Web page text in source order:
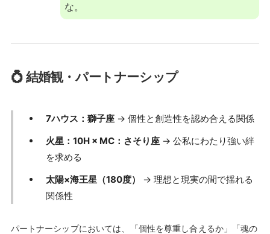
な。
💍 結婚観・パートナーシップ
7ハウス：獅子座→ 個性と創造性を認め合える関係
火星：10H × MC：さそり座→ 公私にわたり強い絆
を求める
太陽×海王星（180度）
→ 理想と現実の間で揺れる
関係性
パートナーシップにおいては、「個性を尊重し合えるか」「魂の